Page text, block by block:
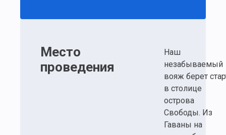
Место
проведения
Наш
незабываемый
вояж берет
в столице
острова
Свободы. Из
Гаваны на